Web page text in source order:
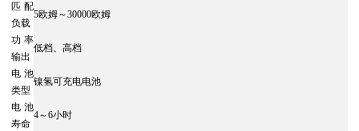
匹配
负载
5欧姆～30000欧姆
功率
输出
低档、高档
电池
类型
镍氢可充电电池
电池
寿命
4～6小时